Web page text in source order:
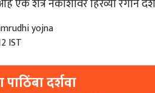
IST
दर्शवा
आपल्यासारखे वाचक आमच्यासाठी कृषी